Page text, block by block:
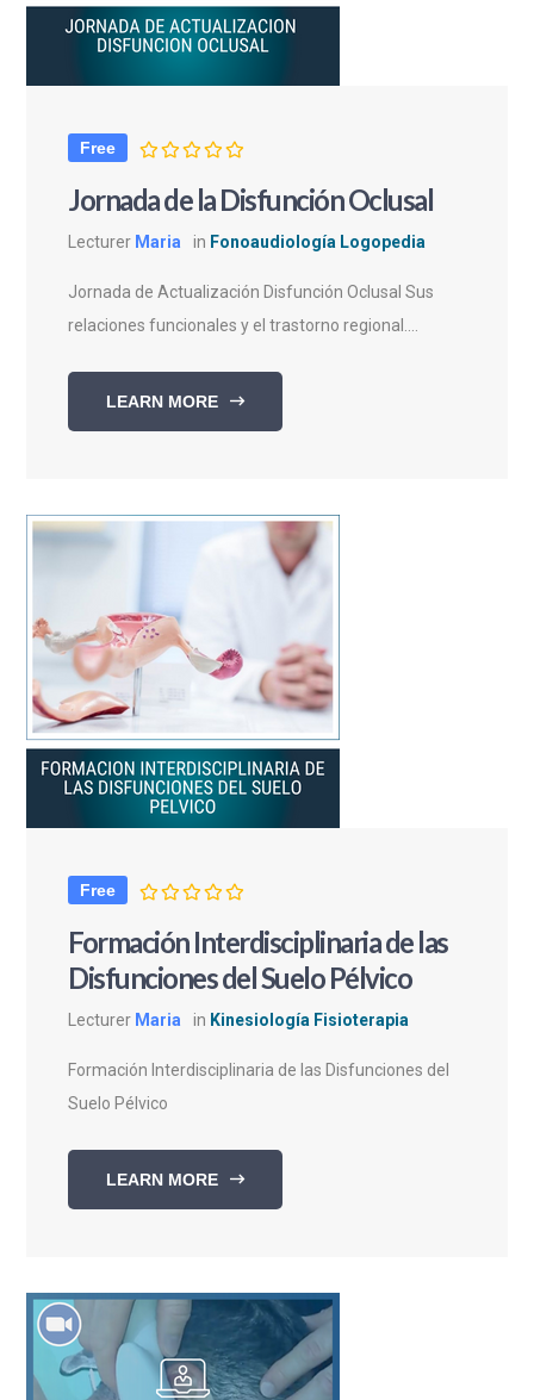
Free
Jornada de la Disfunción Oclusal
Lecturer Maria in Fonoaudiología Logopedia
Jornada de Actualización Disfunción Oclusal Sus
relaciones funcionales y el trastorno regional....
LEARN MORE
Free
Formación Interdisciplinaria de las
Disfunciones del Suelo Pélvico
Lecturer Maria in Kinesiología Fisioterapia
Formación Interdisciplinaria de las Disfunciones del
Suelo Pélvico
LEARN MORE